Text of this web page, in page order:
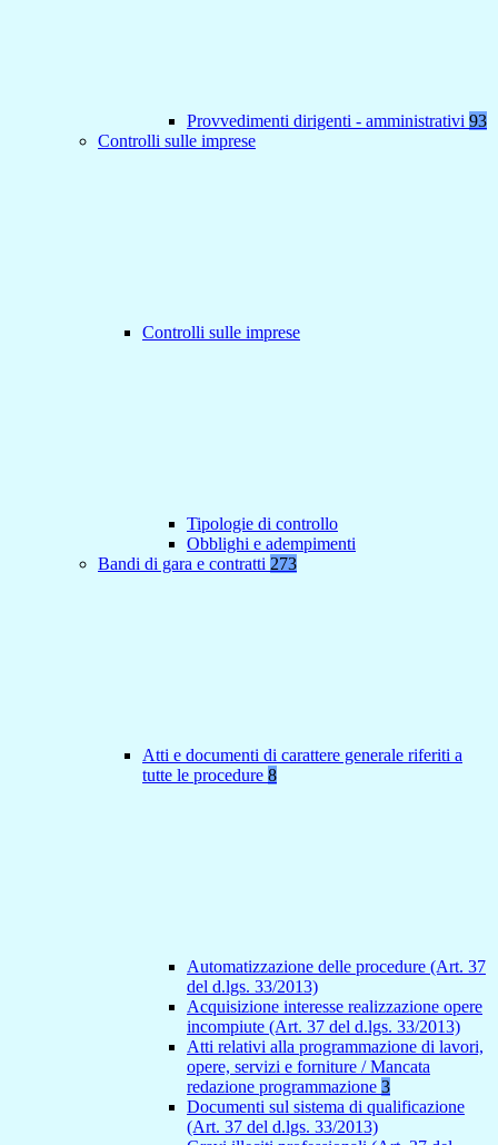
Provvedimenti dirigenti - amministrativi 93
Controlli sulle imprese
Controlli sulle imprese
Tipologie di controllo
Obblighi e adempimenti
Bandi di gara e contratti 273
Atti e documenti di carattere generale riferiti a
tutte le procedure 8
Automatizzazione delle procedure (Art. 37
del d.lgs. 33/2013)
Acquisizione interesse realizzazione opere
incompiute (Art. 37 del d.lgs. 33/2013)
Atti relativi alla programmazione di lavori,
opere, servizi e forniture / Mancata
redazione programmazione 3
Documenti sul sistema di qualificazione
(Art. 37 del d.lgs. 33/2013)